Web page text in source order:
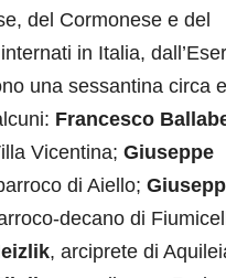
del Cormonese e del
in Italia,
una sessantina circa
Francesco
Vicentina; Giuseppe
di Aiello;
decano di
, arciprete di